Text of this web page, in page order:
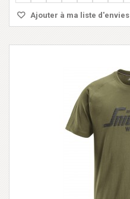
Ajouter à ma liste d'envies